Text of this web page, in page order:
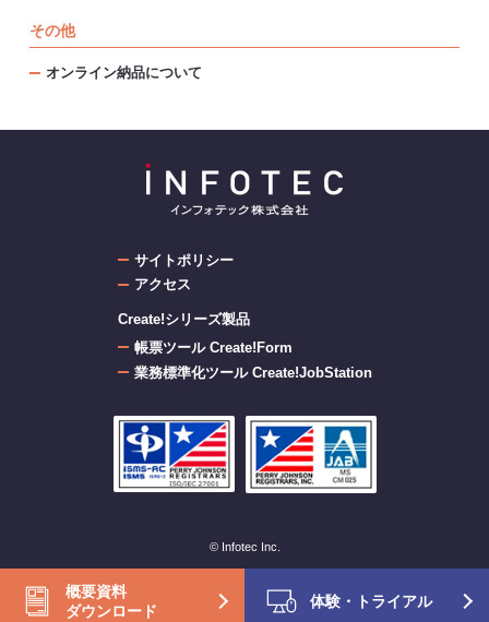
その他
オンライン納品について
サイトポリシー
アクセス
Create!シリーズ製品
帳票ツール Create!Form
業務標準化ツール Create!JobStation
概要資料
ダウンロード
体験・トライアル
© Infotec Inc.